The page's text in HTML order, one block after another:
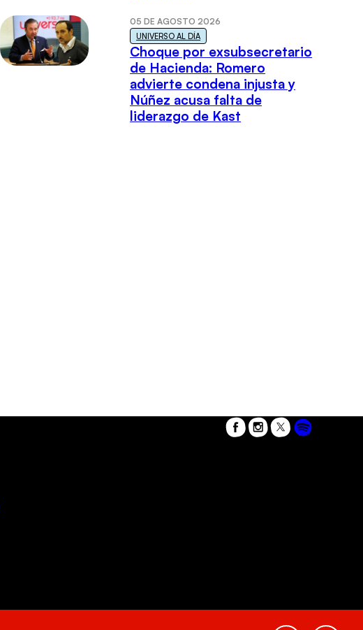
05 DE AGOSTO 2026
UNIVERSO AL DÍA
Choque por exsubsecretario
de Hacienda: Romero
advierte condena injusta y
Núñez acusa falta de
liderazgo de Kast